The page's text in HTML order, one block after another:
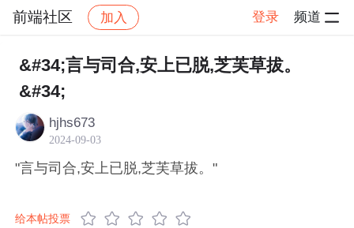
前端社区 加入 登录 频道
社区 前端社区 感慨 帖子详情
&#34;言与司合,安上已脱,芝芙草拔。
&#34;
hjhs673
2024-09-03
"言与司合,安上已脱,芝芙草拔。"
给本帖投票